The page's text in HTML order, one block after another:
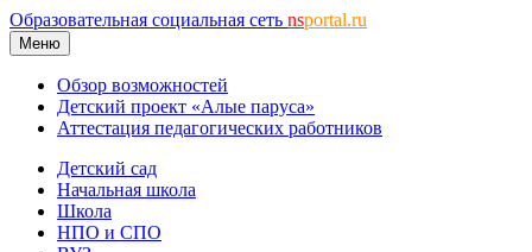
Образовательная социальная сеть nsportal.ru
Меню
Обзор возможностей
Детский проект «Алые паруса»
Аттестация педагогических работников
Детский сад
Начальная школа
Школа
НПО и СПО